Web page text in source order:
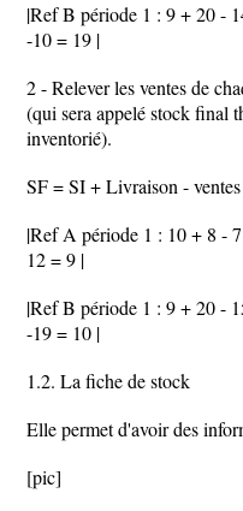
|Ref B période 1 : 9 + 20 -
-10 = 19 |
2 - Relever les ventes de
(qui sera appelé stock final
inventorié).
SF = SI + Livraison - ventes
|Ref A période 1 : 10 + 8 -
12 = 9 |
|Ref B période 1 : 9 + 20 -
-19 = 10 |
1.2. La fiche de stock
Elle permet d'avoir des
[pic]